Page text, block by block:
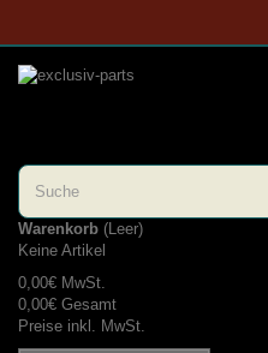
Warenkorb (Leer)
Keine Artikel
0,00€ MwSt.
0,00€ Gesamt
Preise inkl. MwSt.